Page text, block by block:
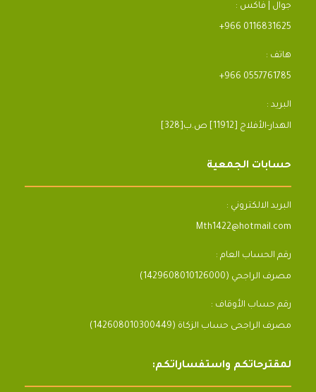
جوال | فاكس :
+966 0116831625
هاتف :
+966 0557761785
البريد :
[328]الهدار-الأفلاج [11912] ص.ب
حسابات الجمعية
البريد الالكتروني :
Mth1422@hotmail.com
رقم الحساب العام :
مصرف الراجحي (1429608010126000)
رقم حساب الأوقاف :
مصرف الراجحى حساب الزكاة (142608010300449)
لمقترحاتكم واستفساراتكم: